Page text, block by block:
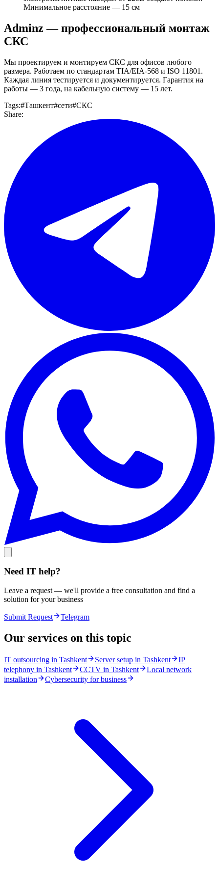
Минимальное расстояние — 15 см
Adminz — профессиональный монтаж
СКС
Мы проектируем и монтируем СКС для офисов любого
размера. Работаем по стандартам TIA/EIA-568 и ISO 11801.
Каждая линия тестируется и документируется. Гарантия на
работы — 3 года, на кабельную систему — 15 лет.
Tags:#Ташкент#сети#СКС
Share:
Need IT help?
Leave a request — we'll provide a free consultation and find a
solution for your business
Submit Request Telegram
Our services on this topic
IT outsourcing in Tashkent Server setup in Tashkent
IP
telephony in Tashkent
CCTV in Tashkent
Local network
installation
Cybersecurity for business